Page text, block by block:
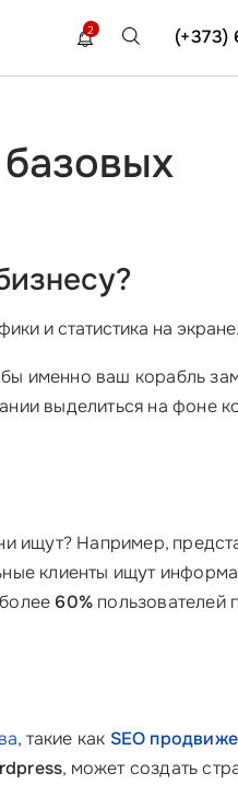
2
и статистика на
именно ваш корабль
выделиться на фоне
ищут? Например,
клиенты ищут
60% пользователей
, такие как SEO
, может создать